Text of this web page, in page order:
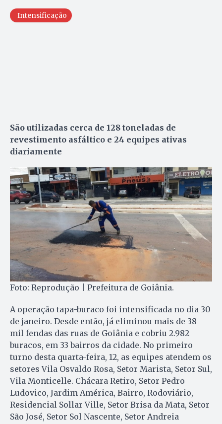
Intensificação
São utilizadas cerca de 128 toneladas de
revestimento asfáltico e 24 equipes ativas
diariamente
Foto: Reprodução | Prefeitura de Goiânia.
A operação tapa-buraco foi intensificada no dia 30
de janeiro. Desde então, já eliminou mais de 38
mil fendas das ruas de Goiânia e cobriu 2.982
buracos, em 33 bairros da cidade. No primeiro
turno desta quarta-feira, 12, as equipes atendem os
setores Vila Osvaldo Rosa, Setor Marista, Setor Sul,
Vila Monticelle. Chácara Retiro, Setor Pedro
Ludovico, Jardim América, Bairro, Rodoviário,
Residencial Sollar Ville, Setor Brisa da Mata, Setor
São José, Setor Sol Nascente, Setor Andreia